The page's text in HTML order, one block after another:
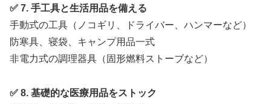
✅ 7. 手工具と生活用品を備える
手動式の工具（ノコギリ、ドライバー、ハンマーなど）
防寒具、寝袋、キャンプ用品一式
非電力式の調理器具（固形燃料ストーブなど）
✅ 8. 基礎的な医療用品をストック